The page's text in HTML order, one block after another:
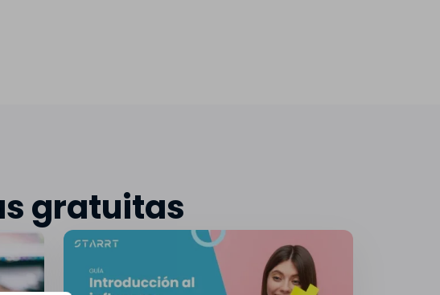
gratuitas